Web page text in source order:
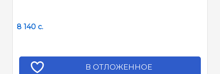
8 140 c.
В ОТЛОЖЕННОЕ